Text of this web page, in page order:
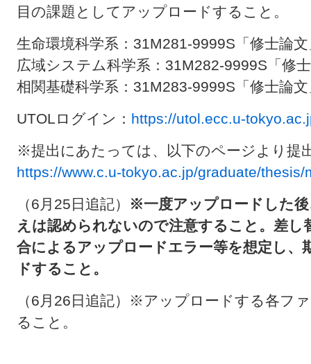
目の課題としてアップロードすること。
生命環境科学系：31M281-9999S「修士論文
広域システム科学系：31M282-9999S「修
相関基礎科学系：31M283-9999S「修士論文
UTOLログイン： https://utol.ecc.u-
※提出にあたっては、以下のページより提
https://www.c.u-tokyo.ac.jp/graduate/thesis/
（6月25日追記）
※一度アップロードした
えは認められないので注意すること。差し
合によるアップロードエラー等を想定し、
ドすること。
（6月26日追記）※アップロードする各フ
ること。